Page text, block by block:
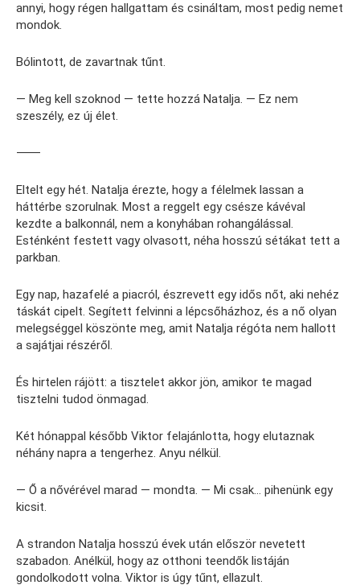
annyi, hogy régen hallgattam és csináltam, most pedig nemet
mondok.
Bólintott, de zavartnak tűnt.
— Meg kell szoknod — tette hozzá Natalja. — Ez nem
szeszély, ez új élet.
⸻
Eltelt egy hét. Natalja érezte, hogy a félelmek lassan a
háttérbe szorulnak. Most a reggelt egy csésze kávéval
kezdte a balkonnál, nem a konyhában rohangálással.
Esténként festett vagy olvasott, néha hosszú sétákat tett a
parkban.
Egy nap, hazafelé a piacról, észrevett egy idős nőt, aki nehéz
táskát cipelt. Segített felvinni a lépcsőházhoz, és a nő olyan
melegséggel köszönte meg, amit Natalja régóta nem hallott
a sajátjai részéről.
És hirtelen rájött: a tisztelet akkor jön, amikor te magad
tisztelni tudod önmagad.
Két hónappal később Viktor felajánlotta, hogy elutaznak
néhány napra a tengerhez. Anyu nélkül.
— Ő a nővérével marad — mondta. — Mi csak… pihenünk egy
kicsit.
A strandon Natalja hosszú évek után először nevetett
szabadon. Anélkül, hogy az otthoni teendők listáján
gondolkodott volna. Viktor is úgy tűnt, ellazult.